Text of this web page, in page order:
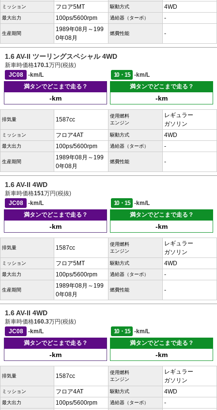
ミッション フロア5MT 駆動方式 4WD
最大出力 100ps/5600rpm 過給器（ターボ） -
生産期間
1989年08月～199
0年08月
燃費性能 -
1.6 AV-II ツーリングスペシャル 4WD
新車時価格170.1万円(税抜)
JC08
-km/L 10・15
-km/L
満タンでどこまで走る？
-km
満タンでどこまで走る？
-km
排気量 1587cc
使用燃料
エンジン
レギュラー
ガソリン
ミッション フロア4AT 駆動方式 4WD
最大出力 100ps/5600rpm 過給器（ターボ） -
生産期間
1989年08月～199
0年08月
燃費性能 -
1.6 AV-II 4WD
新車時価格151万円(税抜)
JC08
-km/L 10・15
-km/L
満タンでどこまで走る？
-km
満タンでどこまで走る？
-km
排気量 1587cc
使用燃料
エンジン
レギュラー
ガソリン
ミッション フロア5MT 駆動方式 4WD
最大出力 100ps/5600rpm 過給器（ターボ） -
生産期間
1989年08月～199
0年08月
燃費性能 -
1.6 AV-II 4WD
新車時価格160.3万円(税抜)
JC08
-km/L 10・15
-km/L
満タンでどこまで走る？
-km
満タンでどこまで走る？
-km
排気量 1587cc
使用燃料
エンジン
レギュラー
ガソリン
ミッション フロア4AT 駆動方式 4WD
最大出力 100ps/5600rpm 過給器（ターボ） -